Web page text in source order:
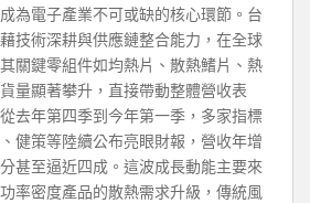
為電子產業不可或缺的核心環節。台
技術深耕與供應鏈整合能力，在全球
關鍵零組件如均熱片、散熱鰭片、熱
量顯著攀升，直接帶動整體營收表
去年第四季到今年第一季，多家指標
健策等陸續公布亮眼財報，營收年增
甚至逼近四成。這波成長動能主要來
率密度產品的散熱需求升級，傳統風